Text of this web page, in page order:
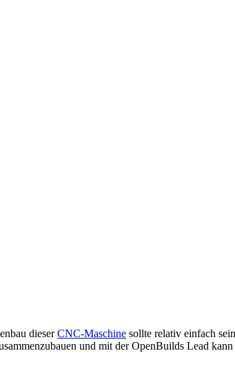
dieserCNC-Maschine sollte relativ einfach
und mit der OpenBuilds Lead